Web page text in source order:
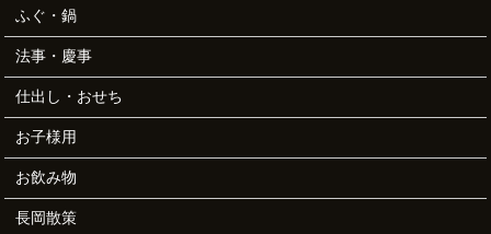
ふぐ・鍋
法事・慶事
仕出し・おせち
お子様用
お飲み物
長岡散策